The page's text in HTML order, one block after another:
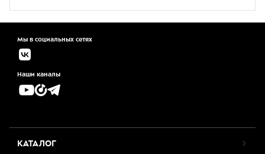
Мы в социальных сетях
Наши каналы
КАТАЛОГ